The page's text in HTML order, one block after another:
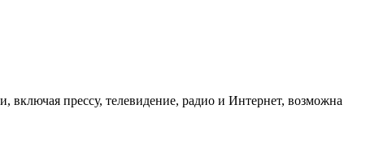
прессу, телевидение, радио и Интернет, возможна